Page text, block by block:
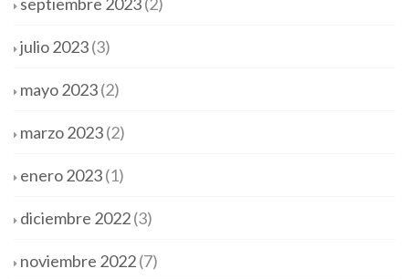
julio 2023(3)
mayo 2023(2)
marzo 2023(2)
enero 2023(1)
diciembre 2022(3)
noviembre 2022(7)